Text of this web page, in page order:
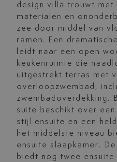
design villa trouwt met
materialen en
zee door middel van
ramen. Een
leidt naar een open
keukenruimte die
uitgestrekt terras met
overloopzwembad,
zwembadoverdekking.
suite beschikt over
stijl ensuite en een
het middelste niveau
ensuite slaapkamer.
biedt nog twee ensuite